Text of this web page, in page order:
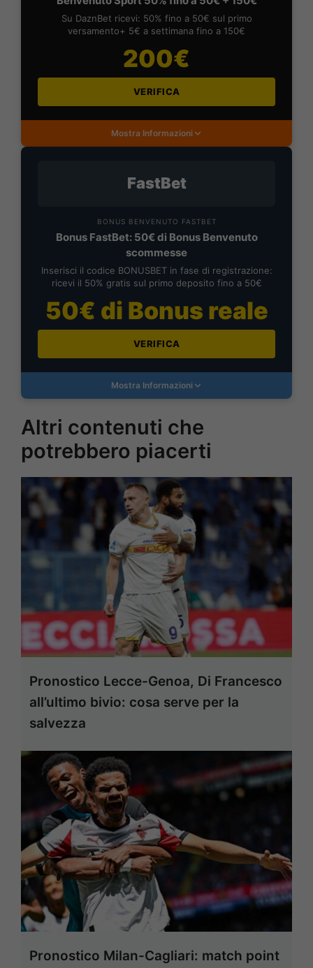
Su DaznBet ricevi: 50% fino a 50€ sul primo
versamento+ 5€ a settimana fino a 150€
200€
VERIFICA
Mostra Informazioni
FastBet
BONUS BENVENUTO FASTBET
Bonus FastBet: 50€ di Bonus Benvenuto
scommesse
Inserisci il codice BONUSBET in fase di registrazione:
ricevi il 50% gratis sul primo deposito fino a 50€
50€ di Bonus reale
VERIFICA
Mostra Informazioni
Altri contenuti che
potrebbero piacerti
Pronostico Lecce-Genoa, Di Francesco
all’ultimo bivio: cosa serve per la
salvezza
Pronostico Milan-Cagliari: match point